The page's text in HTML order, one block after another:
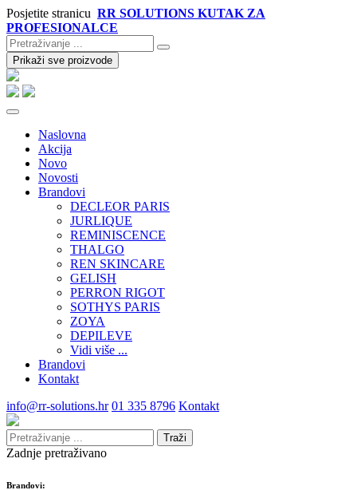
Posjetite stranicu RR SOLUTIONS KUTAK ZA
PROFESIONALCE
Prikaži sve proizvode
Naslovna
Akcija
Novo
Novosti
Brandovi
DECLEOR PARIS
JURLIQUE
REMINISCENCE
THALGO
REN SKINCARE
GELISH
PERRON RIGOT
SOTHYS PARIS
ZOYA
DEPILEVE
Vidi više ...
Brandovi
Kontakt
info@rr-solutions.hr 01 335 8796 Kontakt
Traži
Zadnje pretraživano
Brandovi: